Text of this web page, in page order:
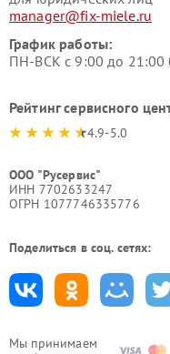
Мы принимаем
manager@fix-miele.ru
График работы:
ПН-ВСК с 9:00 до 21:00
Рейтинг сервисного
4.9-5.0
ООО "Русервис"
ИНН 7702633247
ОГРН 1077746335776
Поделиться в соц. сетях: